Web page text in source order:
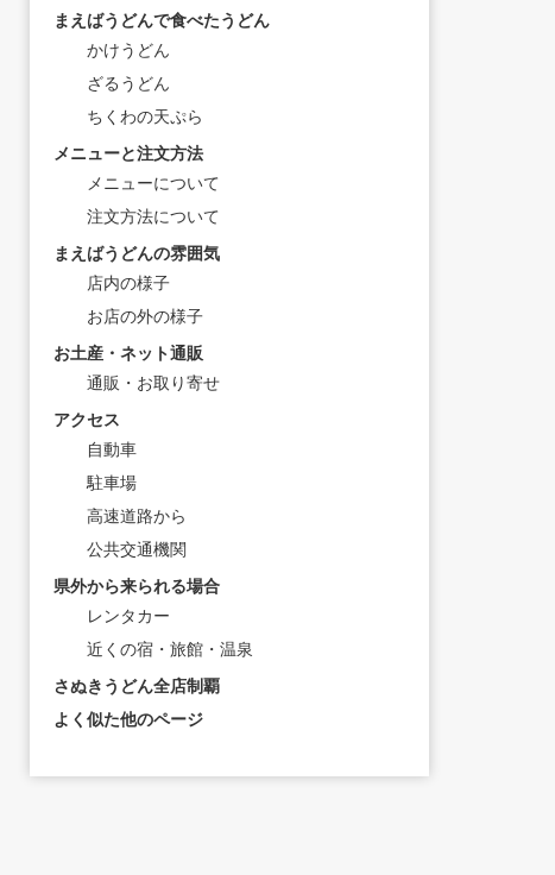
まえばうどんで食べたうどん
かけうどん
ざるうどん
ちくわの天ぷら
メニューと注文方法
メニューについて
注文方法について
まえばうどんの雰囲気
店内の様子
お店の外の様子
お土産・ネット通販
通販・お取り寄せ
アクセス
自動車
駐車場
高速道路から
公共交通機関
県外から来られる場合
レンタカー
近くの宿・旅館・温泉
さぬきうどん全店制覇
よく似た他のページ